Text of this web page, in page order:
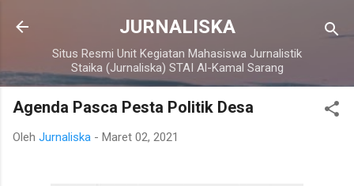
Langsung ke konten utama
JURNALISKA
Situs Resmi Unit Kegiatan Mahasiswa Jurnalistik
Staika (Jurnaliska) STAI Al-Kamal Sarang
Agenda Pasca Pesta Politik Desa
Oleh Jurnaliska - Maret 02, 2021